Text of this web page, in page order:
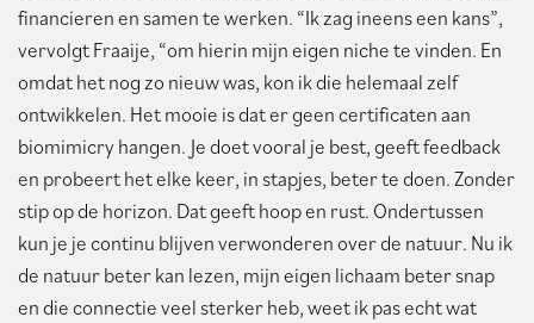
financieren en samen te werken. “Ik zag ineens een kans”,
vervolgt Fraaije, “om hierin mijn eigen niche te vinden. En
omdat het nog zo nieuw was, kon ik die helemaal zelf
ontwikkelen. Het mooie is dat er geen certificaten aan
biomimicry hangen. Je doet vooral je best, geeft feedback
en probeert het elke keer, in stapjes, beter te doen. Zonder
stip op de horizon. Dat geeft hoop en rust. Ondertussen
kun je je continu blijven verwonderen over de natuur. Nu ik
de natuur beter kan lezen, mijn eigen lichaam beter snap
en die connectie veel sterker heb, weet ik pas echt wat